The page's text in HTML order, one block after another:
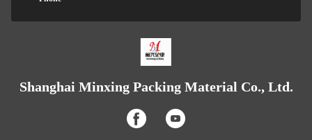
Shanghai Minxing Packing Material Co., Ltd.